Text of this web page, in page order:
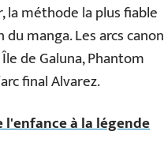
la méthode la plus fiable
manga. Les arcs canon
de Galuna, Phantom
final Alvarez.
l'enfance à la légende